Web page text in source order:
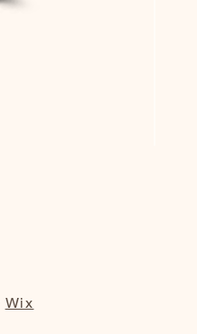
Wix